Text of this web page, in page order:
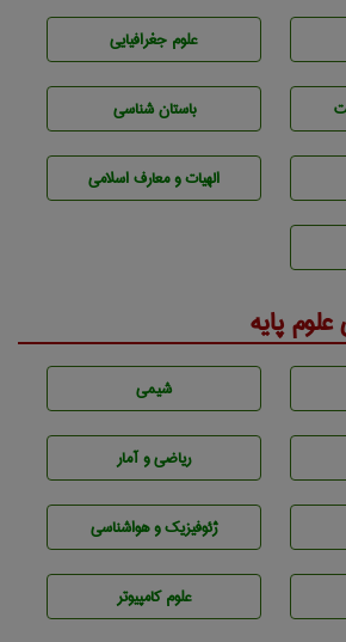
علوم جغرافيايی
باستان شناسی
الهیات و معارف اسلامی
پایه
شيمی
ریاضی و آمار
ژئوفيزيك و هواشناسی
علوم کامپیوتر